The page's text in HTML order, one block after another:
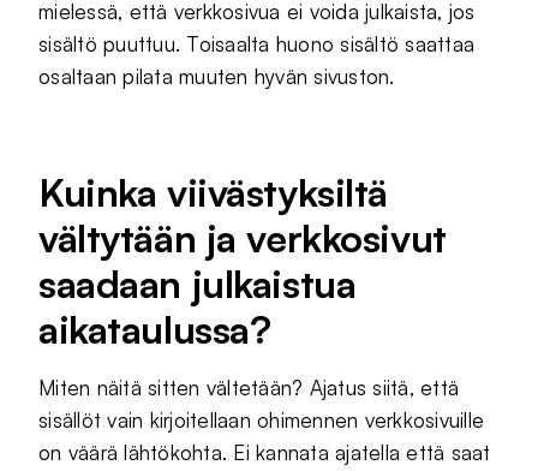
mielessä, että verkkosivua ei voida julkaista, jos
sisältö puuttuu. Toisaalta huono sisältö saattaa
osaltaan pilata muuten hyvän sivuston.
Kuinka viivästyksiltä
vältytään ja verkkosivut
saadaan julkaistua
aikataulussa?
Miten näitä sitten vältetään? Ajatus siitä, että
sisällöt vain kirjoitellaan ohimennen verkkosivuille
on väärä lähtökohta. Ei kannata ajatella että saat